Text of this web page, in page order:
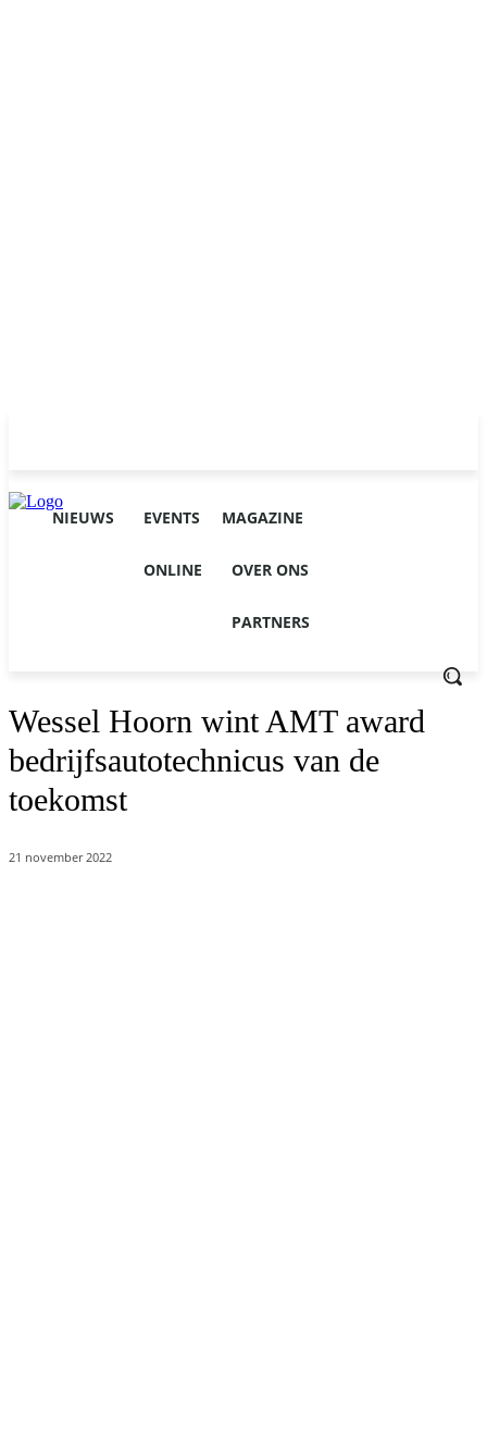
NIEUWS EVENTS MAGAZINE
ONLINE OVER ONS
PARTNERS
Wessel Hoorn wint AMT award
bedrijfsautotechnicus van de
toekomst
21 november 2022